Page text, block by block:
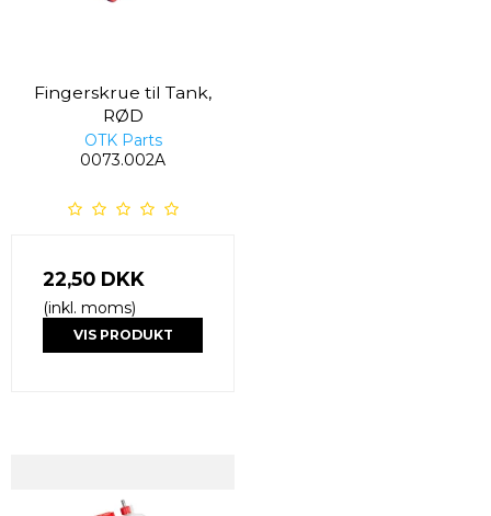
Fingerskrue til Tank,
RØD
OTK Parts
0073.002A
22,50 DKK
(inkl. moms)
VIS PRODUKT